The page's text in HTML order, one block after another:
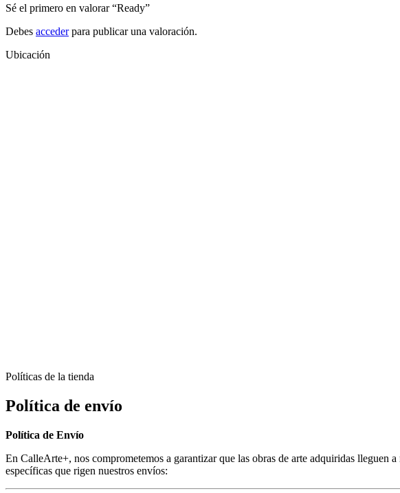
Sé el primero en valorar “Ready”
Debes accederpara publicar una valoración.
Ubicación
Políticas de la tienda
Política de envío
Política de Envío
En CalleArte+, nos comprometemos a garantizar que las obras de arte adquiridas
específicas que rigen nuestros envíos: